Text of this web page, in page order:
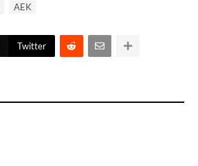
AEK
Twitter